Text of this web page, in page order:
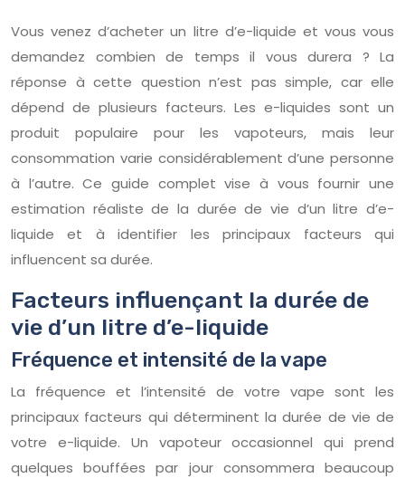
Vous venez d’acheter un litre d’e-liquide et vous vous
demandez combien de temps il vous durera ? La
réponse à cette question n’est pas simple, car elle
dépend de plusieurs facteurs. Les e-liquides sont un
produit populaire pour les vapoteurs, mais leur
consommation varie considérablement d’une personne
à l’autre. Ce guide complet vise à vous fournir une
estimation réaliste de la durée de vie d’un litre d’e-
liquide et à identifier les principaux facteurs qui
influencent sa durée.
Facteurs influençant la durée de
vie d’un litre d’e-liquide
Fréquence et intensité de la vape
La fréquence et l’intensité de votre vape sont les
principaux facteurs qui déterminent la durée de vie de
votre e-liquide. Un vapoteur occasionnel qui prend
quelques bouffées par jour consommera beaucoup